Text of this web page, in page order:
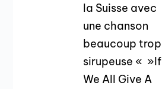
la Suisse avec
une chanson
beaucoup trop
sirupeuse « »If
We All Give A